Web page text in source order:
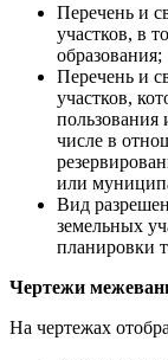
Перечень и
участков, в
образования;
Перечень и
участков,
пользования
числе в
или
Вид
земельных
планировки
Чертежи
На чертежах